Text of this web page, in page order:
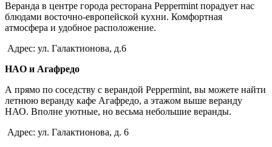
Веранда в центре города ресторана Peppermint порадует нас
блюдами восточно-европейской кухни. Комфортная
атмосфера и удобное расположение.
Адрес: ул. Галактионова, д.6
HAO и Агафредо
А прямо по соседству с верандой Peppermint, вы можете найти
летнюю веранду кафе Агафредо, а этажом выше веранду
НАО. Вполне уютные, но весьма небольшие веранды.
Адрес: ул. Галактионова, д. 6